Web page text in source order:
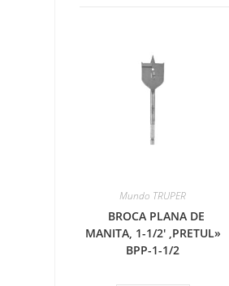
Mundo TRUPER
BROCA PLANA DE
MANITA, 1-1/2′ ,PRETUL»
BPP-1-1/2